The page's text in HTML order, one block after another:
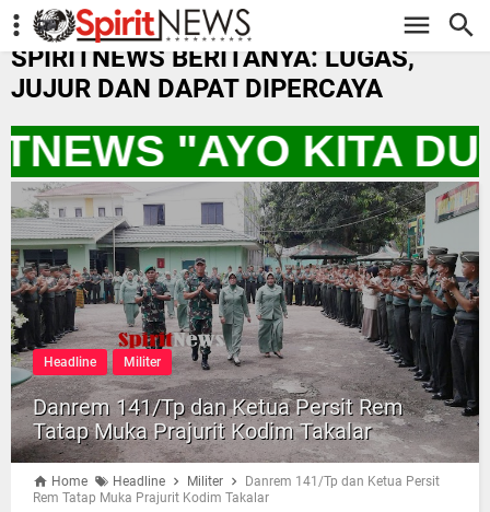
-->
SPIRITNEWS BERITANYA: LUGAS,
JUJUR DAN DAPAT DIPERCAYA
"AYO KITA
Headline Militer
Danrem 141/Tp dan Ketua Persit Rem
Tatap Muka Prajurit Kodim Takalar
Home Headline Militer
Danrem 141/Tp dan Ketua Persit
Rem Tatap Muka Prajurit Kodim Takalar